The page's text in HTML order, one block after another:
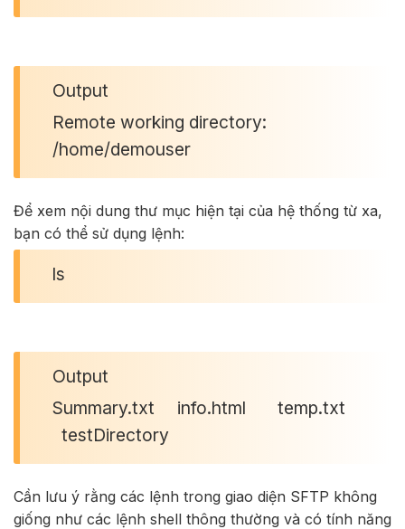
Output
Remote working directory:
/home/demouser
Để xem nội dung thư mục hiện tại của hệ thống từ xa,
bạn có thể sử dụng lệnh:
ls
Output
Summary.txt info.html temp.txt
testDirectory
Cần lưu ý rằng các lệnh trong giao diện SFTP không
giống như các lệnh shell thông thường và có tính năng